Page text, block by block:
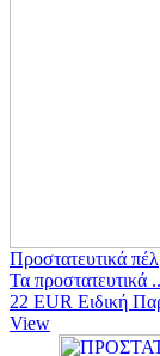
Προστατευτικά
Τα προστατευτικά
22 EUR Ειδική
View